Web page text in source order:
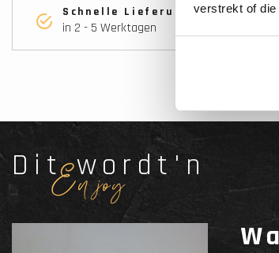
verstrekt of
Schnelle Lieferung
in 2 - 5 Werktagen
Dit wordt'n
Enjoy